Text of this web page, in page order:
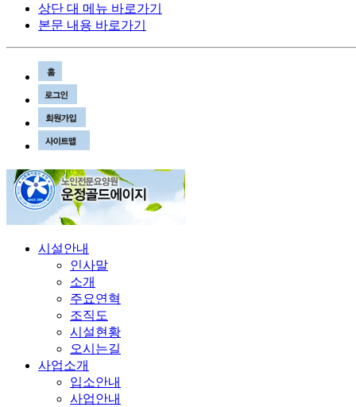
상단 대 메뉴 바로가기
본문 내용 바로가기
시설안내
인사말
소개
주요연혁
조직도
시설현황
오시는길
사업소개
입소안내
사업안내